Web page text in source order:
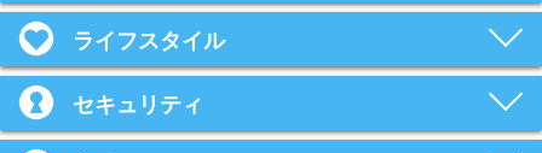
ライフスタイル
セキュリティ